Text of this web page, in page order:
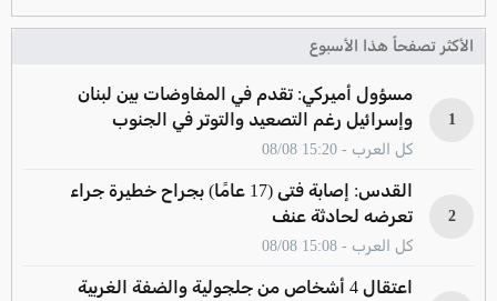
الأكثر تصفحاً هذا الأسبوع
1
مسؤول أميركي: تقدم في المفاوضات بين لبنان
وإسرائيل رغم التصعيد والتوتر في الجنوب
كل العرب - 15:20 08/08
2
القدس: إصابة فتى (17 عامًا) بجراح خطيرة جراء
تعرضه لحادثة عنف
كل العرب - 15:08 08/08
اعتقال 4 أشخاص من جلجولية والضفة الغربية